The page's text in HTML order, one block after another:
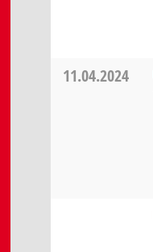
11.04.2024